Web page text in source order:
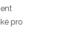
pro